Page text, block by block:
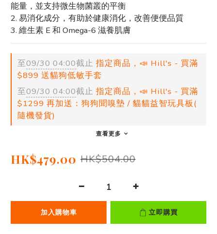
能量，並支持微生物菌叢的平衡
2. 易消化成分，有助於健康消化，改善便便品質
3. 維生素 E 和 Omega-6 滋養肌膚
至09/30 04:00截止 指定商品，📣 Hill's - 買滿
$899 送貓狗低敏手套
至09/30 04:00截止 指定商品，📣 Hill's - 買滿
$1299 再加送：狗狗聞嗅墊 / 貓貓益智玩具板(
隨機發貨)
查看更多
HK$479.00 HK$504.00
加入購物車 立即購買